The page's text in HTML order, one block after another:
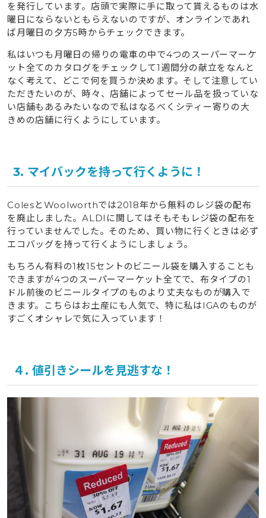
を発行しています。店頭で実際に手に取って貰えるものは水
曜日にならないともらえないのですが、オンラインであれ
ば月曜日の夕方5時からチェックできます。
私はいつも月曜日の帰りの電車の中で4つのスーパーマーケ
ット全てのカタログをチェックして1週間分の献立をなんと
なく考えて、どこで何を買うか決めます。そして注意してい
ただきたいのが、時々、店舗によってセール品を扱っていな
い店舗もあるみたいなので私はなるべくシティー寄りの大
きめの店舗に行くようにしています。
3. マイバックを持って行くように！
ColesとWoolworthでは2018年から無料のレジ袋の配布
を廃止しました。ALDIに関してはそもそもレジ袋の配布を
行っていませんでした。そのため、買い物に行くときは必ず
エコバッグを持って行くようにしましょう。
もちろん有料の1枚15セントのビニール袋を購入することも
できますが4つのスーパーマーケット全てで、布タイプの1
ドル前後のビニールタイプのものより丈夫なものが購入で
きます。こちらはお土産にも人気で、特に私はIGAのものが
すごくオシャレで気に入っています！
４. 値引きシールを見逃すな！